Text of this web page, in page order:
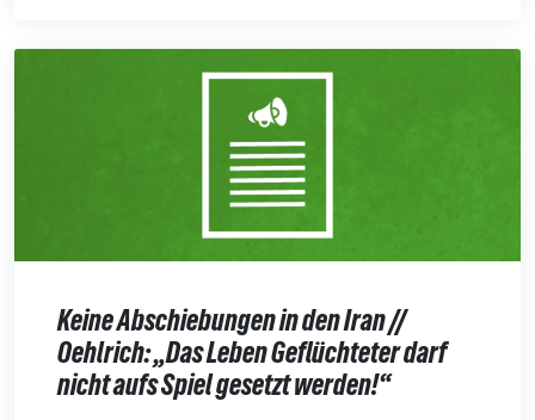
Keine Abschiebungen in den Iran //
Oehlrich: „Das Leben Geflüchteter darf
nicht aufs Spiel gesetzt werden!“